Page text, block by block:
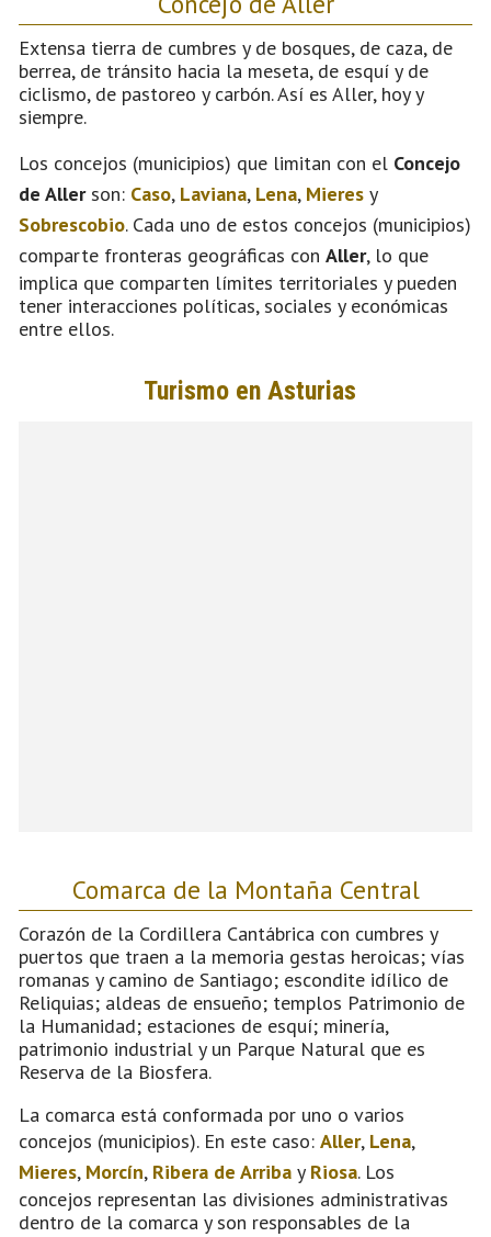
Extensa tierra de cumbres y de bosques, de caza, de
berrea, de tránsito hacia la meseta, de esquí y de
ciclismo, de pastoreo y carbón. Así es Aller, hoy y
siempre.
Los concejos (municipios) que limitan con el Concejo
de Allerson: Caso, Laviana, Lena, Mieres y
Sobrescobio. Cada uno de estos concejos (municipios)
comparte fronteras geográficas con Aller, lo que
implica que comparten límites territoriales y pueden
tener interacciones políticas, sociales y económicas
entre ellos.
Comarca de la Montaña Central
Corazón de la Cordillera Cantábrica con cumbres y
puertos que traen a la memoria gestas heroicas; vías
romanas y camino de Santiago; escondite idílico de
Reliquias; aldeas de ensueño; templos Patrimonio de
la Humanidad; estaciones de esquí; minería,
patrimonio industrial y un Parque Natural que es
Reserva de la Biosfera.
La comarca está conformada por uno o varios
concejos (municipios). En este caso: Aller, Lena,
Mieres, Morcín, Ribera de Arriba y Riosa. Los
concejos representan las divisiones administrativas
dentro de la comarca y son responsables de la